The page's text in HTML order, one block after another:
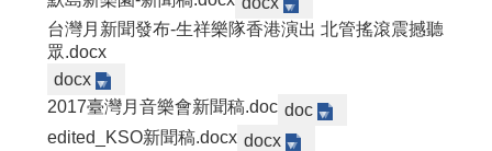
台灣月新聞發布-生祥樂隊香港演出 北管搖滾震撼聽
眾.docx
docx
2017臺灣月音樂會新聞稿.doc doc
edited_KSO新聞稿.docx docx